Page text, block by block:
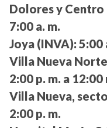
Dolores y Centro
7:00 a. m.
Joya (INVA): 5:00
Villa Nueva Norte
2:00 p. m. a 12:00
Villa Nueva,
2:00 p. m.